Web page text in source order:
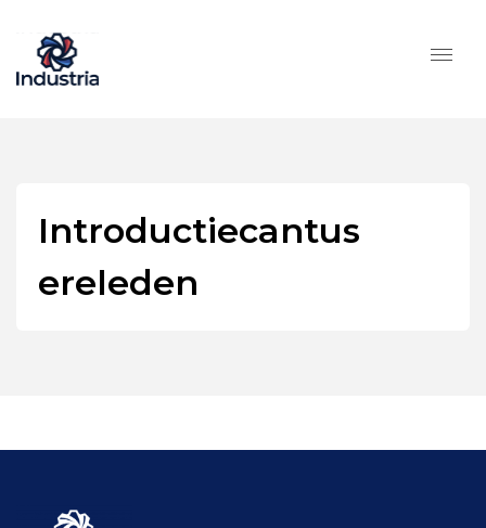
Introductiecantus
ereleden